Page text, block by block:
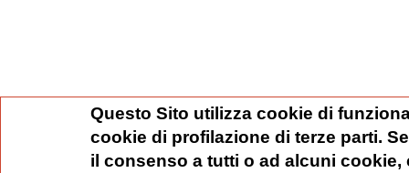
Questo Sito utilizza cookie di
cookie di profilazione di terze parti.
il consenso a tutti o ad alcuni